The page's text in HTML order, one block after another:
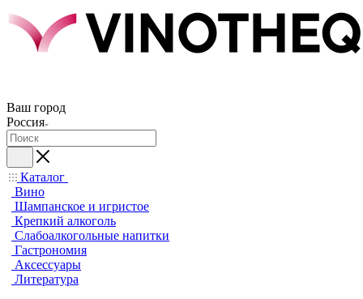
Ваш город
Россия
Каталог
Вино
Шампанское и игристое
Крепкий алкоголь
Слабоалкогольные напитки
Гастрономия
Аксессуары
Литература